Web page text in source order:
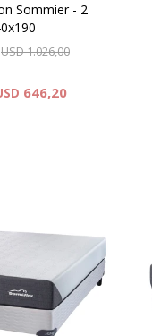
Sommier - 2
USD1.026,00
646,20
- ONE SIDE,
cm y 60cm
y el sommier.
30 Kg
Confort